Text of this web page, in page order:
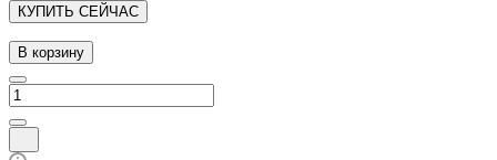
КУПИТЬ СЕЙЧАС
В корзину